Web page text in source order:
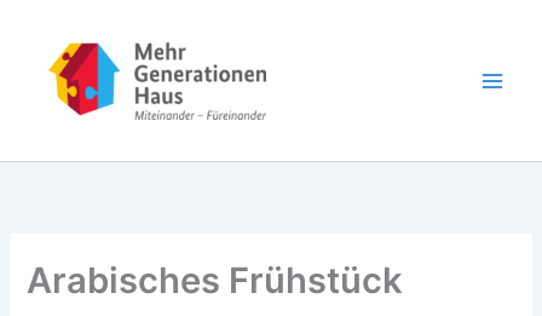
springen
Arabisches Frühstück